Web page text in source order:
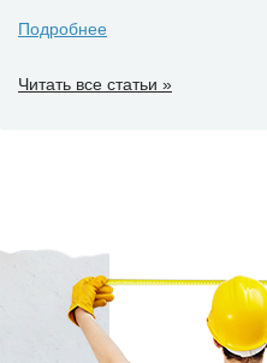
Подробнее
Читать все статьи »